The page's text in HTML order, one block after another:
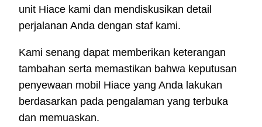
unit Hiace kami dan mendiskusikan detail
perjalanan Anda dengan staf kami.
Kami senang dapat memberikan keterangan
tambahan serta memastikan bahwa keputusan
penyewaan mobil Hiace yang Anda lakukan
berdasarkan pada pengalaman yang terbuka
dan memuaskan.